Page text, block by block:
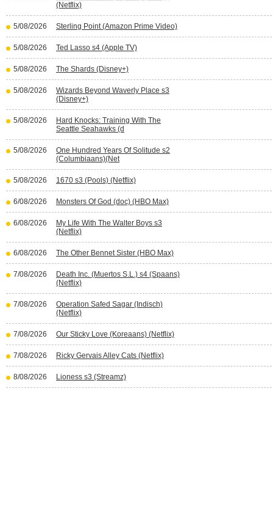
(Netflix)
5/08/2026 Sterling Point (Amazon Prime Video)
5/08/2026 Ted Lasso s4 (Apple TV)
5/08/2026 The Shards (Disney+)
5/08/2026
Wizards Beyond Waverly Place s3
(Disney+)
5/08/2026
Hard Knocks: Training With The
Seattle Seahawks (d
5/08/2026
One Hundred Years Of Solitude s2
(Columbiaans)(Net
5/08/2026 1670 s3 (Pools) (Netflix)
6/08/2026 Monsters Of God (doc) (HBO Max)
6/08/2026
My Life With The Walter Boys s3
(Netflix)
6/08/2026 The Other Bennet Sister (HBO Max)
7/08/2026
Death Inc. (Muertos S.L.) s4 (Spaans)
(Netflix)
7/08/2026
Operation Safed Sagar (Indisch)
(Netflix)
7/08/2026 Our Sticky Love (Koreaans) (Netflix)
7/08/2026 Ricky Gervais Alley Cats (Netflix)
8/08/2026 Lioness s3 (Streamz)